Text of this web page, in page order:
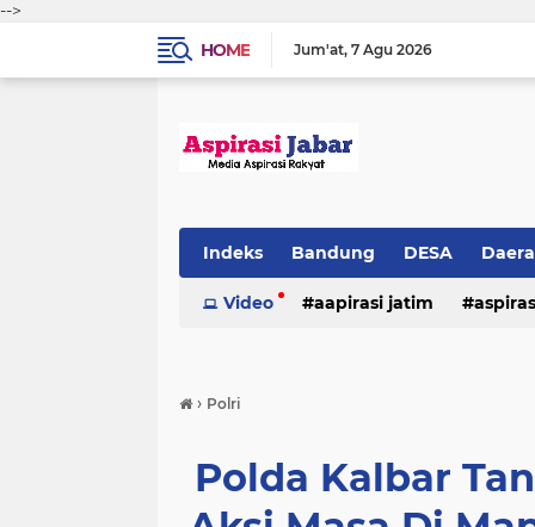
-->
HOME
Jum'at 7 Agu 2026
Indeks Bandung DESA
Video aapirasi jatim
hukum & kriminal
› Polri
Polda Kalbar